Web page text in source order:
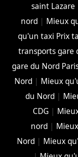
saint Lazare
nord| Mieux
qu'un taxi Prix
transports gare
gare du Nord
Nord | Mieux
du Nord |
CDG |
nord |
Nord | Mieux